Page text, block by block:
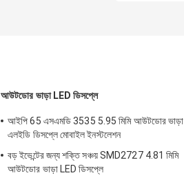
আউটডোর ভাড়া LED ডিসপ্লে
আইপি 65 এসএমডি 3535 5.95 মিমি আউটডোর ভাড়া
এলইডি ডিসপ্লে মোবাইল ইনস্টলেশন
বড় ইভেন্টের জন্য শক্তি সঞ্চয় SMD2727 4.81 মিমি
আউটডোর ভাড়া LED ডিসপ্লে